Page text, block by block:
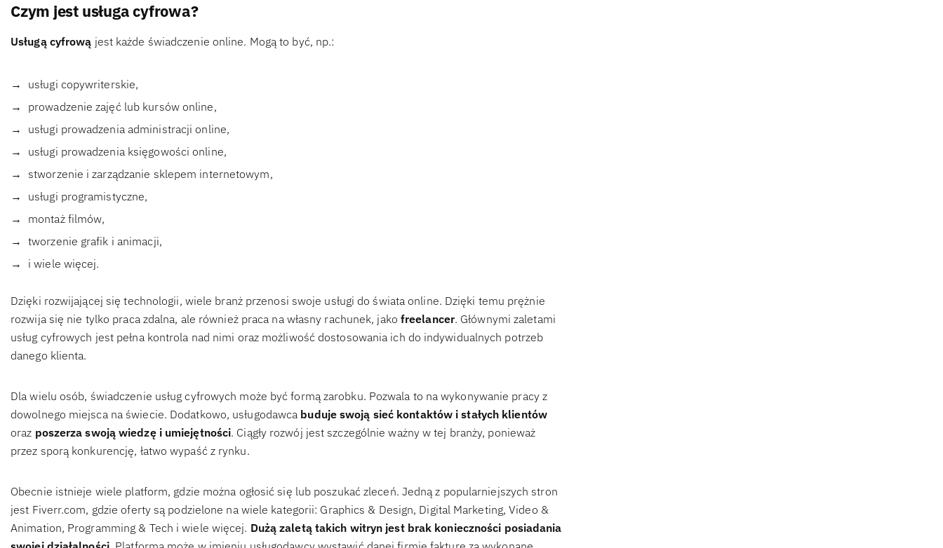
Czym jest usługa cyfrowa?
Usługą cyfrową jest każde świadczenie online. Mogą to być, np.:
usługi copywriterskie,
prowadzenie zajęć lub kursów online,
usługi prowadzenia administracji online,
usługi prowadzenia księgowości online,
stworzenie i zarządzanie sklepem internetowym,
usługi programistyczne,
montaż filmów,
tworzenie grafik i animacji,
i wiele więcej.
Dzięki rozwijającej się technologii, wiele branż przenosi swoje usługi do świata online. Dzięki temu prężnie
rozwija się nie tylko praca zdalna, ale również praca na własny rachunek, jako freelancer. Głównymi zaletami
usług cyfrowych jest pełna kontrola nad nimi oraz możliwość dostosowania ich do indywidualnych potrzeb
danego klienta.
Dla wielu osób, świadczenie usług cyfrowych może być formą zarobku. Pozwala to na wykonywanie pracy z
dowolnego miejsca na świecie. Dodatkowo, usługodawca buduje swoją sieć kontaktów i stałych klientów
oraz poszerza swoją wiedzę i umiejętności. Ciągły rozwój jest szczególnie ważny w tej branży, ponieważ
przez sporą konkurencję, łatwo wypaść z rynku.
Obecnie istnieje wiele platform, gdzie można ogłosić się lub poszukać zleceń. Jedną z popularniejszych stron
jest Fiverr.com, gdzie oferty są podzielone na wiele kategorii: Graphics & Design, Digital Marketing, Video &
Animation, Programming & Tech i wiele więcej. Dużą zaletą takich witryn jest brak konieczności posiadania